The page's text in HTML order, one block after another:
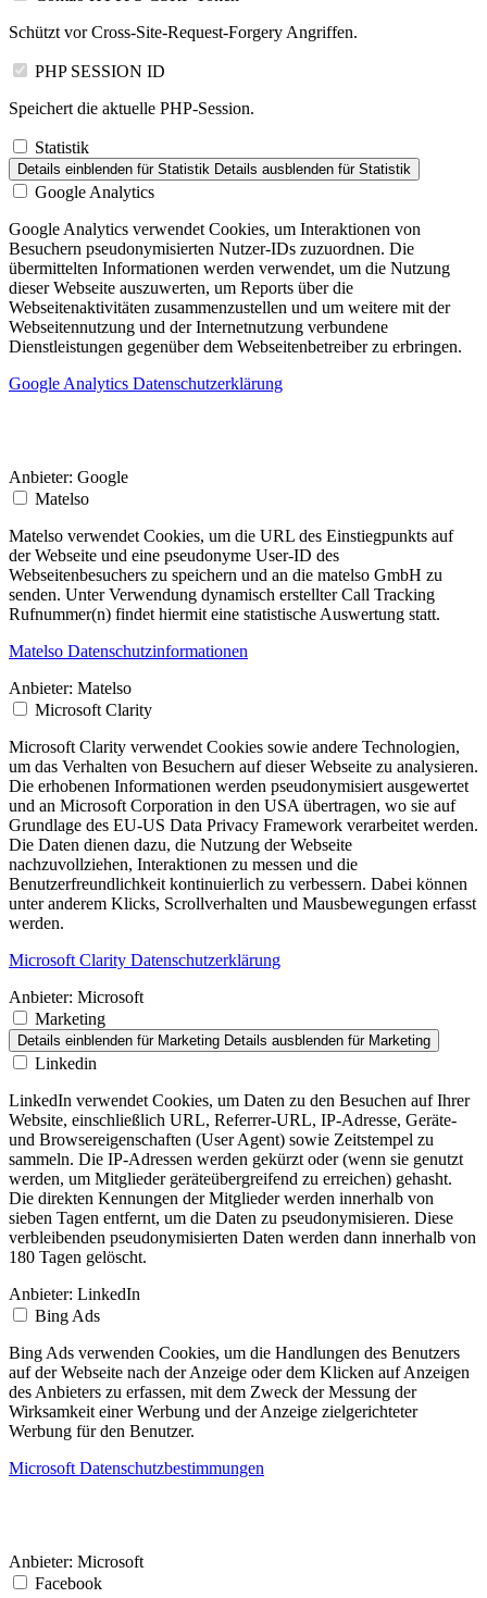
Schützt vor Cross-Site-Request-Forgery Angriffen.
PHP SESSION ID
Speichert die aktuelle PHP-Session.
Statistik
Details einblenden für Statistik Details ausblenden für Statistik
Google Analytics
Google Analytics verwendet Cookies, um Interaktionen von
Besuchern pseudonymisierten Nutzer-IDs zuzuordnen. Die
übermittelten Informationen werden verwendet, um die Nutzung
dieser Webseite auszuwerten, um Reports über die
Webseitenaktivitäten zusammenzustellen und um weitere mit der
Webseitennutzung und der Internetnutzung verbundene
Dienstleistungen gegenüber dem Webseitenbetreiber zu erbringen.
Google Analytics Datenschutzerklärung
Anbieter: Google
Matelso
Matelso verwendet Cookies, um die URL des Einstiegpunkts auf
der Webseite und eine pseudonyme User-ID des
Webseitenbesuchers zu speichern und an die matelso GmbH zu
senden. Unter Verwendung dynamisch erstellter Call Tracking
Rufnummer(n) findet hiermit eine statistische Auswertung statt.
Matelso Datenschutzinformationen
Anbieter: Matelso
Microsoft Clarity
Microsoft Clarity verwendet Cookies sowie andere Technologien,
um das Verhalten von Besuchern auf dieser Webseite zu analysieren.
Die erhobenen Informationen werden pseudonymisiert ausgewertet
und an Microsoft Corporation in den USA übertragen, wo sie auf
Grundlage des EU-US Data Privacy Framework verarbeitet werden.
Die Daten dienen dazu, die Nutzung der Webseite
nachzuvollziehen, Interaktionen zu messen und die
Benutzerfreundlichkeit kontinuierlich zu verbessern. Dabei können
unter anderem Klicks, Scrollverhalten und Mausbewegungen erfasst
werden.
Microsoft Clarity Datenschutzerklärung
Anbieter: Microsoft
Marketing
Details einblenden für Marketing Details ausblenden für Marketing
Linkedin
LinkedIn verwendet Cookies, um Daten zu den Besuchen auf Ihrer
Website, einschließlich URL, Referrer-URL, IP-Adresse, Geräte-
und Browsereigenschaften (User Agent) sowie Zeitstempel zu
sammeln. Die IP-Adressen werden gekürzt oder (wenn sie genutzt
werden, um Mitglieder geräteübergreifend zu erreichen) gehasht.
Die direkten Kennungen der Mitglieder werden innerhalb von
sieben Tagen entfernt, um die Daten zu pseudonymisieren. Diese
verbleibenden pseudonymisierten Daten werden dann innerhalb von
180 Tagen gelöscht.
Anbieter: LinkedIn
Bing Ads
Bing Ads verwenden Cookies, um die Handlungen des Benutzers
auf der Webseite nach der Anzeige oder dem Klicken auf Anzeigen
des Anbieters zu erfassen, mit dem Zweck der Messung der
Wirksamkeit einer Werbung und der Anzeige zielgerichteter
Werbung für den Benutzer.
Microsoft Datenschutzbestimmungen
Anbieter: Microsoft
Facebook